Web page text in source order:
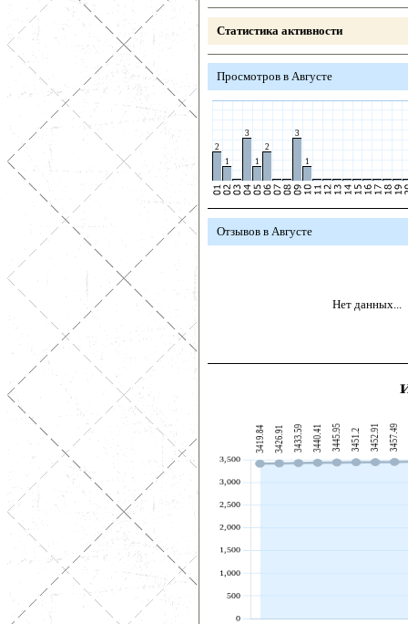
Статистика активности
Просмотров в Августе
2
1
3
1
2
3
1
Отзывов в Августе
Нет данных...